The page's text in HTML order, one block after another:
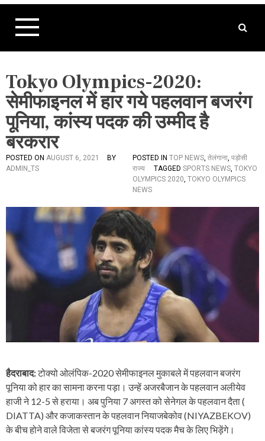
t
Tokyo Olympics-2020:
सेमीफाइनल में हार गये पहलवान बजरंग
पूनिया, कांस्य पदक की उम्मीद है
बरकरार
POSTED ON AUGUST 6, 2021
BY
ADMIN_TS
POSTED IN TOP NEWS, तेलंगाना, पड़ोसी
राज्य
TAGGED SPORTS NEWS, TOKYO
OLYMPICS 2020, TOKYO OLYMPICS
NEWS
हैदराबाद:टोक्यो ओलंपिक-2020 सेमीफाइनल मुकाबले में पहलवान बजरंग
पूनिया को हार का सामना करना पड़ा। उन्हें अजरबैजान के पहलवान अलीयेव
हाजी ने 12-5 से हराया। अब पुनिया 7 अगस्त को सेनेगल के पहलवान दैता (
DIATTA) और कजाकस्तान के पहलवान नियाजबेकोव (NIYAZBEKOV)
के बीच होने वाले विजेता से बजरंग पूनिया कांस्य पदक मैच के लिए भिड़ेंगे।